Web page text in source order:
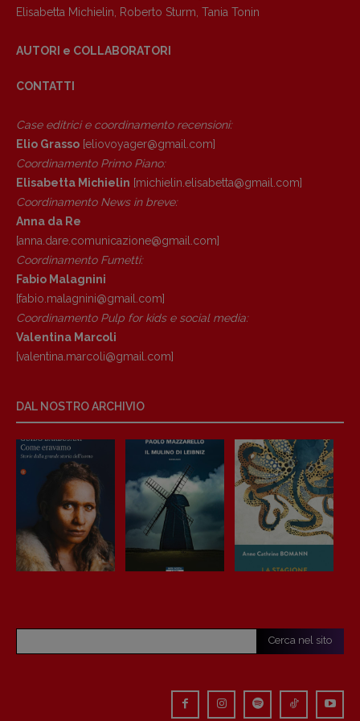
Anna da Re
Coordinamento Fumetti:
[fabio.malagnini@gmail.
media:
Valentina Marcoli
[valentina.marcoli@gmail.com]
Elisabetta Michielin
Roberto Sturm Tania Tonin
AUTORI e COLLABORATORI
CONTATTI
Case editrici e coordinamento recensioni:
Elio Grasso [eliovoyager@gmail.com]
Coordinamento Primo Piano:
Elisabetta Michielin [michielin.elisabetta@gmail.com]
Coordinamento News in breve:
Anna da Re
[anna.dare.comunicazione@gmail. com]
Coordinamento Fumetti:
Fabio Malagnini
[fabio.malagnini@gmail. com]
Coordinamento Pulp for kids e social media:
Valentina Marcoli
[valentina.marcoli@gmail. com]
DAL NOSTRO ARCHIVIO
Cerca nel sito